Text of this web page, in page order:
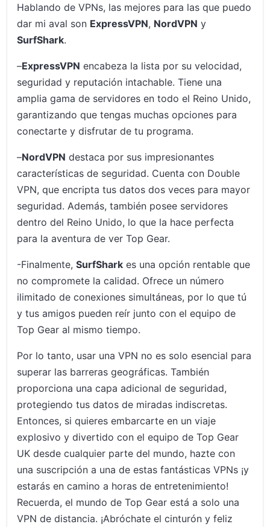
Hablando de VPNs, las mejores para las que puedo
dar mi aval son ExpressVPN, NordVPN y
SurfShark.
–ExpressVPN encabeza la lista por su velocidad,
seguridad y reputación intachable. Tiene una
amplia gama de servidores en todo el Reino Unido,
garantizando que tengas muchas opciones para
conectarte y disfrutar de tu programa.
–NordVPN destaca por sus impresionantes
características de seguridad. Cuenta con Double
VPN, que encripta tus datos dos veces para mayor
seguridad. Además, también posee servidores
dentro del Reino Unido, lo que la hace perfecta
para la aventura de ver Top Gear.
-Finalmente,SurfShark es una opción rentable que
no compromete la calidad. Ofrece un número
ilimitado de conexiones simultáneas, por lo que tú
y tus amigos pueden reír junto con el equipo de
Top Gear al mismo tiempo.
Por lo tanto, usar una VPN no es solo esencial para
superar las barreras geográficas. También
proporciona una capa adicional de seguridad,
protegiendo tus datos de miradas indiscretas.
Entonces, si quieres embarcarte en un viaje
explosivo y divertido con el equipo de Top Gear
UK desde cualquier parte del mundo, hazte con
una suscripción a una de estas fantásticas VPNs ¡y
estarás en camino a horas de entretenimiento!
Recuerda, el mundo de Top Gear está a solo una
VPN de distancia. ¡Abróchate el cinturón y feliz